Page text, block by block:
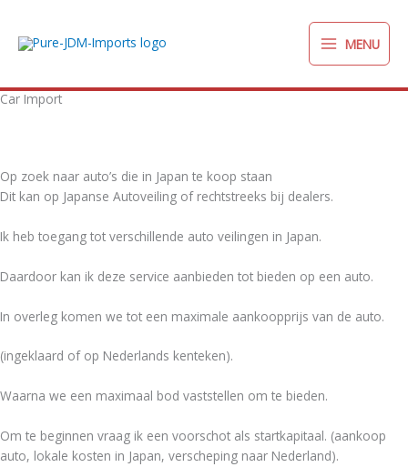
MENU
Car Import
Op zoek naar auto’s die in Japan te koop staan
Dit kan op Japanse Autoveiling of rechtstreeks bij dealers.
Ik heb toegang tot verschillende auto veilingen in Japan.
Daardoor kan ik deze service aanbieden tot bieden op een auto.
In overleg komen we tot een maximale aankoopprijs van de auto.
(ingeklaard of op Nederlands kenteken).
Waarna we een maximaal bod vaststellen om te bieden.
Om te beginnen vraag ik een voorschot als startkapitaal. (aankoop
auto, lokale kosten in Japan, verscheping naar Nederland).